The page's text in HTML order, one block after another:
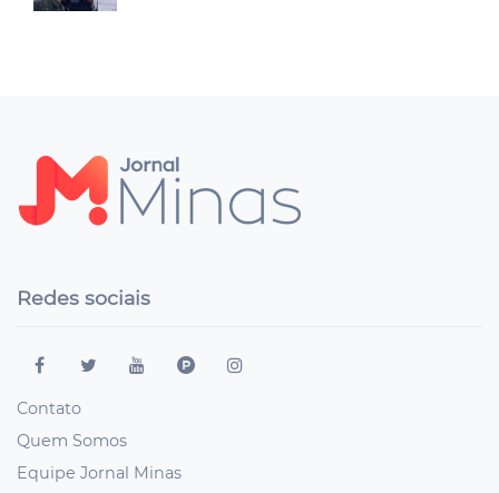
Redes sociais
Contato
Quem Somos
Equipe Jornal Minas